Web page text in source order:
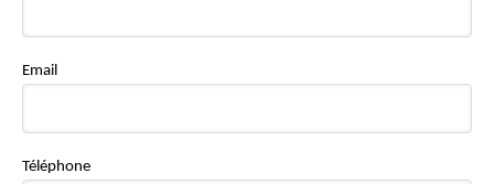
Email
Téléphone